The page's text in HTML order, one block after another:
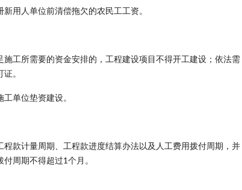
用人单位前清偿拖欠的农民工工资。
工所需要的资金安排的，工程建设项目不得开工建设；依法需
。
单位垫资建设。
款计量周期、工程款进度结算办法以及人工费用拨付周期，并
周期不得超过1个月。